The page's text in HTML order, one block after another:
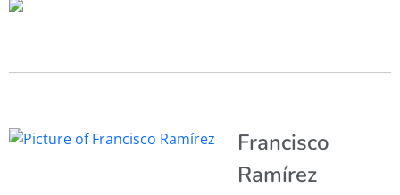
Francisco
Ramírez